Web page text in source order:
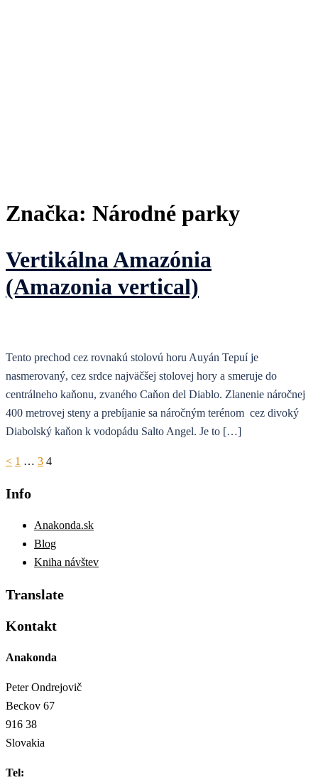
Značka: Národné parky
Vertikálna Amazónia
(Amazonia vertical)
Tento prechod cez rovnakú stolovú horu Auyán Tepuí je
nasmerovaný, cez srdce najväčšej stolovej hory a smeruje do
centrálneho kaňonu, zvaného Caňon del Diablo. Zlanenie náročnej
400 metrovej steny a prebíjanie sa náročným terénom cez divoký
Diabolský kaňon k vodopádu Salto Angel. Je to […]
Stránkovanie
< 1 … 3 4
Info
Anakonda.sk
Blog
Kniha návštev
Translate
Kontakt
Anakonda
Peter Ondrejovič
Beckov 67
916 38
Slovakia
Tel: